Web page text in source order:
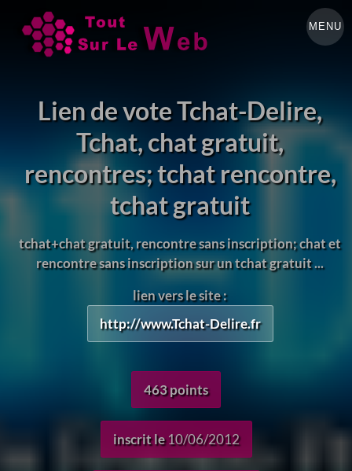
MENU
Lien de vote Tchat-Delire,
Tchat, chat gratuit,
rencontres; tchat rencontre,
tchat gratuit
tchat+chat gratuit, rencontre sans inscription; chat et
rencontre sans inscription sur un tchat gratuit ...
lien vers le site :
http://www.Tchat-Delire.fr
463 points
inscrit le10/06/2012